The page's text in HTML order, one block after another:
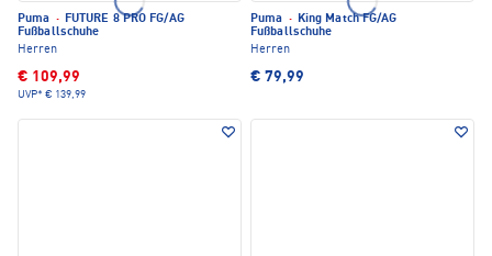
Puma · FUTURE 8 PRO FG/AG
Fußballschuhe
Herren
€ 109,99
UVP* € 139,99
Puma · King Match FG/AG
Fußballschuhe
Herren
€ 79,99